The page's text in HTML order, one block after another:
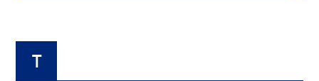
T